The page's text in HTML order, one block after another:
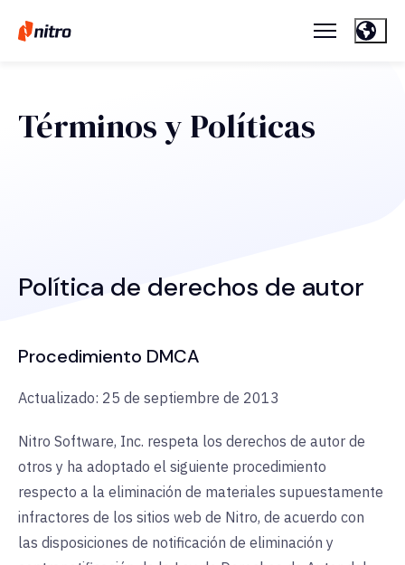
Términos y Políticas
Política de derechos de autor
Procedimiento DMCA
Actualizado: 25 de septiembre de 2013
Nitro Software, Inc. respeta los derechos de autor de
otros y ha adoptado el siguiente procedimiento
respecto a la eliminación de materiales supuestamente
infractores de los sitios web de Nitro, de acuerdo con
las disposiciones de notificación de eliminación y